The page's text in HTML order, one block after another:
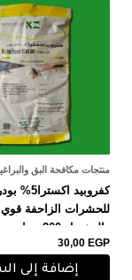
منتجات مكافحة البق
كفروبيد
للحشرات الزاحفة قوي
والمفعول 200 جرام
30,00 EGP
إضافة إلى